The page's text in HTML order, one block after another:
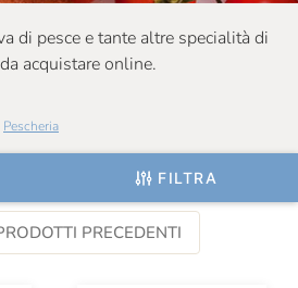
di pesce e tante altre specialità di
acquistare online.
Pescheria
FILTRA
PRECEDENTI